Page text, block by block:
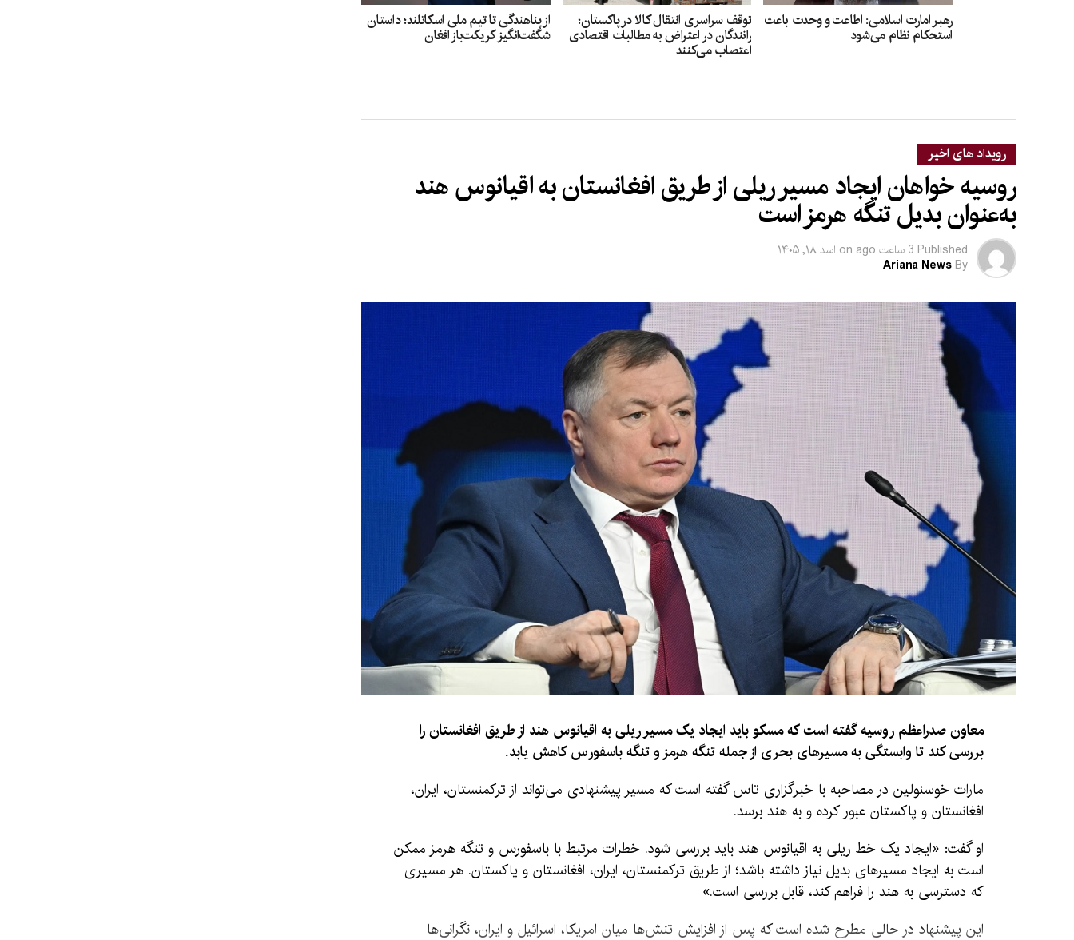
رهبر امارت اسلامی: اطاعت و وحدت باعث
استحکام نظام می‌شود
توقف سراسری انتقال کالا در پاکستان؛
رانندگان در اعتراض به مطالبات اقتصادی
اعتصاب می‌کنند
از پناهندگی تا تیم ملی اسکاتلند؛ داستان
شگفت‌انگیز کریکت‌باز افغان
رویداد های اخیر
روسیه خواهان ایجاد مسیر ریلی از طریق افغانستان به اقیانوس هند
به‌عنوان بدیل تنگه هرمز است
Published 3 ساعت ago on اسد ۱۸, ۱۴۰۵
By
Ariana News
معاون صدراعظم روسیه گفته است که مسکو باید ایجاد یک مسیر ریلی به اقیانوس هند از طریق افغانستان را
بررسی کند تا وابستگی به مسیرهای بحری از جمله تنگه هرمز و تنگه باسفورس کاهش یابد.
مارات خوسنولین در مصاحبه با خبرگزاری تاس گفته است که مسیر پیشنهادی می‌تواند از ترکمنستان، ایران،
افغانستان و پاکستان عبور کرده و به هند برسد.
او گفت: «ایجاد یک خط ریلی به اقیانوس هند باید بررسی شود. خطرات مرتبط با باسفورس و تنگه هرمز ممکن
است به ایجاد مسیرهای بدیل نیاز داشته باشد؛ از طریق ترکمنستان، ایران، افغانستان و پاکستان. هر مسیری
که دسترسی به هند را فراهم کند، قابل بررسی است.»
این پیشنهاد در حالی مطرح شده است که پس از افزایش تنش‌ها میان امریکا، اسرائیل و ایران، نگرانی‌ها